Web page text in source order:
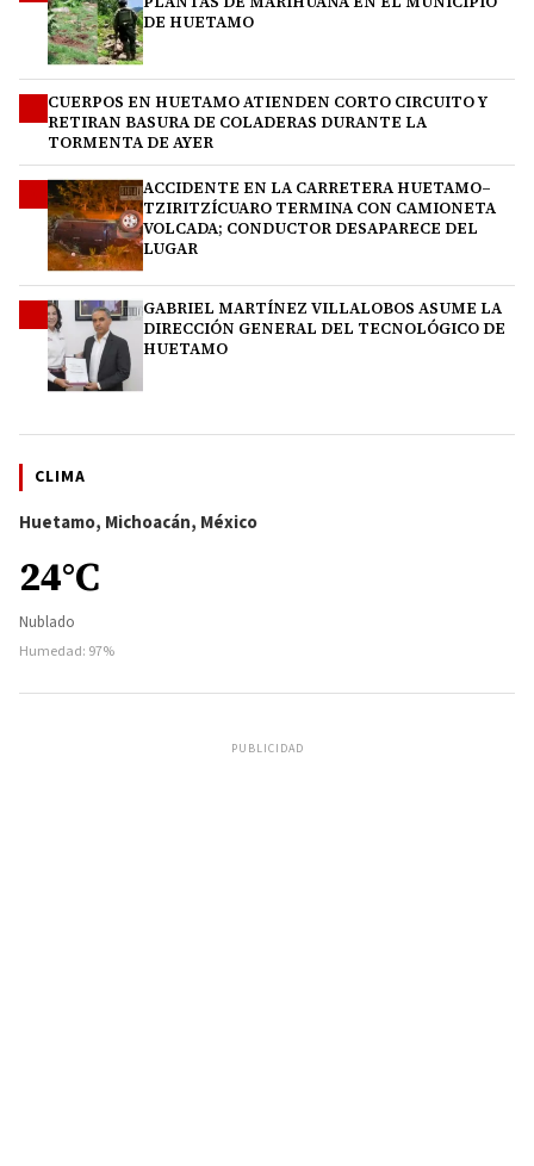
DE HUETAMO
CUERPOS EN HUETAMO ATIENDEN CORTO CIRCUITO Y
RETIRAN BASURA DE COLADERAS DURANTE LA
TORMENTA DE AYER
ACCIDENTE EN LA CARRETERA HUETAMO–
TZIRITZÍCUARO TERMINA CON CAMIONETA
VOLCADA; CONDUCTOR DESAPARECE DEL
LUGAR
GABRIEL MARTÍNEZ VILLALOBOS ASUME LA
DIRECCIÓN GENERAL DEL TECNOLÓGICO DE
HUETAMO
CLIMA
Huetamo, Michoacán, México
24°C
Nublado
Humedad: 97%
PUBLICIDAD